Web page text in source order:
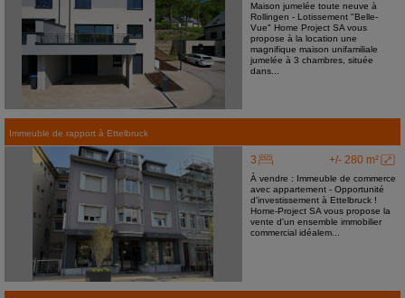
Maison jumelée toute neuve à
Rollingen - Lotissement "Belle-
Vue" Home Project SA vous
propose à la location une
magnifique maison unifamiliale
jumelée à 3 chambres, située
dans...
Immeuble de rapport à Ettelbruck
+/- 280 m²
3
À vendre : Immeuble de commerce
avec appartement - Opportunité
d'investissement à Ettelbruck !
Home-Project SA vous propose la
vente d'un ensemble immobilier
commercial idéalem...